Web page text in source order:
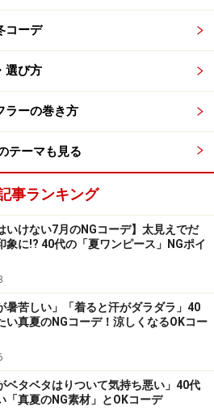
ディースファッションをチェ
ック！
コーデ
選び方
ラーの巻き方
テーマも見る
事ランキング
いけない7月のNGコーデ】太見えでだ
象に!? 40代の「夏ワンピース」NGポイ
暑苦しい」「着ると汗がダラダラ」40
い真夏のNGコーデ！涼しくなるOKコー
ベタベタはりついて気持ち悪い」40代
「真夏のNG素材」とOKコーデ